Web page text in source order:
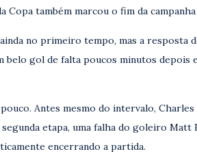
Copa também marcou o fim da
no primeiro tempo, mas a resposta
belo gol de falta poucos minutos depois
Antes mesmo do intervalo,
segunda etapa, uma falha do goleiro
encerrando a partida.